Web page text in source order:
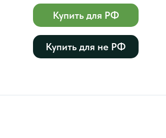
Купить для не РФ
Купить для РФ